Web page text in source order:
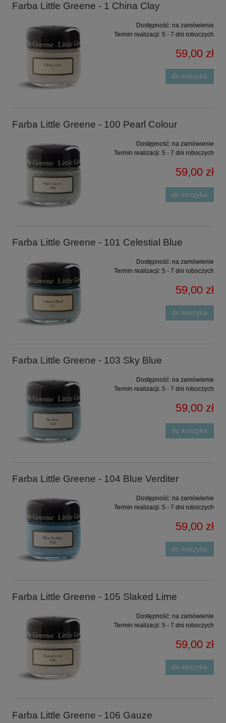
Farba Little Greene - 1 China Clay
Dostępność: na zamówienie
Termin realizacji: 5 - 7 dni roboczych
59,00 zł
do koszyka
Farba Little Greene - 100 Pearl Colour
Dostępność: na zamówienie
Termin realizacji: 5 - 7 dni roboczych
59,00 zł
do koszyka
Farba Little Greene - 101 Celestial Blue
Dostępność: na zamówienie
Termin realizacji: 5 - 7 dni roboczych
59,00 zł
do koszyka
Farba Little Greene - 103 Sky Blue
Dostępność: na zamówienie
Termin realizacji: 5 - 7 dni roboczych
59,00 zł
do koszyka
Farba Little Greene - 104 Blue Verditer
Dostępność: na zamówienie
Termin realizacji: 5 - 7 dni roboczych
59,00 zł
do koszyka
Farba Little Greene - 105 Slaked Lime
Dostępność: na zamówienie
Termin realizacji: 5 - 7 dni roboczych
59,00 zł
do koszyka
Farba Little Greene - 106 Gauze